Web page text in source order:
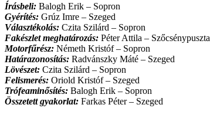
Írásbeli: Balogh Erik – Sopron
Gyérítés: Grúz Imre – Szeged
Választékolás: Czita Szilárd – Sopron
Fakészlet meghatározás: Péter Attila – Szőcsénypuszta
Motorfűrész: Németh Kristóf – Sopron
Határazonosítás: Radvánszky Máté – Szeged
Lövészet: Czita Szilárd – Sopron
Felismerés: Oriold Kristóf – Szeged
Trófeaminősítés: Balogh Erik – Sopron
Összetett gyakorlat: Farkas Péter – Szeged